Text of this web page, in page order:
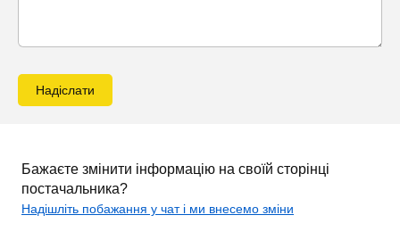
Надіслати
Бажаєте змінити інформацію на своїй сторінці
постачальника?
Надішліть побажання у чат і ми внесемо зміни